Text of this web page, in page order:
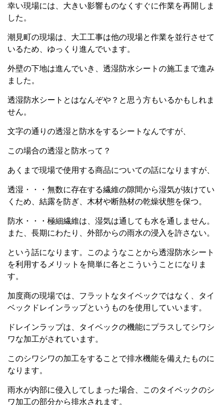
幸い現場には、大きい影響ものなくすぐに作業を再開しま
した。
潮見町の現場は、大工工事は他の現場と作業を並行させて
いるため、ゆっくり進んでいます。
外壁の下地は進んでいき、透湿防水シートの施工まで進み
ました。
透湿防水シートとはなんぞや？と思う方もいるかもしれま
せん。
文字の通りの透湿と防水をするシートなんですが、
この場合の透湿と防水って？
あくまで現場で使用する商品についての話になりますが、
透湿・・・無数に存在する繊維の隙間から湿気が抜けてい
くため、結露を防ぎ、木材や断熱材の乾燥状態を保つ。
防水・・・極細繊維は、湿気は通しても水を通しません。
また、長期にわたり、外部からの雨水の浸入を許さない。
という話になります。このようなことから透湿防水シート
を利用するメリットを簡単に各とこういうことになりま
す。
加度商の現場では、フラットなタイベックではなく、タイ
ベックドレインラップというものを使用していいます。
ドレインラップは、タイベックの機能にプラスしてシワシ
ワな加工がされています。
このシワシワの加工をすることで排水機能を備えたものに
なります。
雨水が内部に侵入してしまった場合、このタイベックのシ
ワ加工の部分から排水されます。